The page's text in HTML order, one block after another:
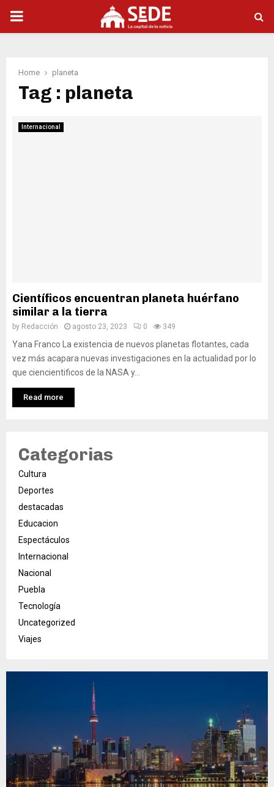
PRIMARY
Home planeta
Tag : planeta
Internacional
Científicos encuentran planeta huérfano
similar a la tierra
by Redacción agosto 23, 2023 0 349
Yana Franco La existencia de nuevos planetas flotantes, cada
vez más acapara nuevas investigaciones en la actualidad por lo
que ciencientificos de la NASA y...
Read more
Categorias
Cultura
Deportes
destacadas
Educacion
Espectáculos
Internacional
Nacional
Puebla
Tecnología
Uncategorized
Viajes